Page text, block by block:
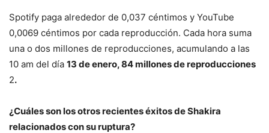
Spotify paga alrededor de 0,037 céntimos y YouTube
0,0069 céntimos por cada reproducción. Cada hora suma
una o dos millones de reproducciones, acumulando a las
10 am del día 13 de enero, 84 millones de reproducciones
2.
¿Cuáles son los otros recientes éxitos de Shakira
relacionados con su ruptura?